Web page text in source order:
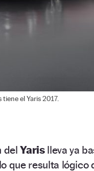
el Yaris 2017.
delYarislleva ya
que resulta lógico